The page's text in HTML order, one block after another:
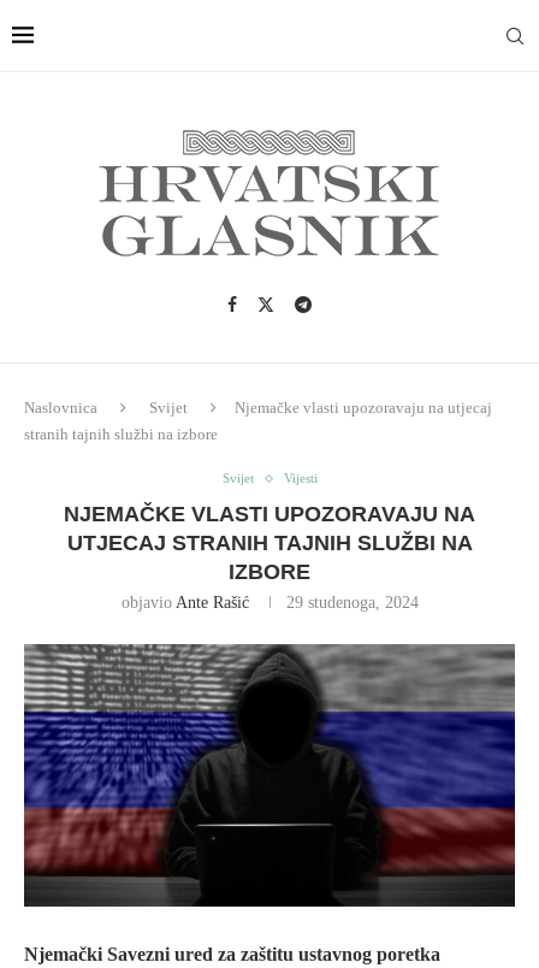
Naslovnica Svijet
Njemačke vlasti upozoravaju na utjecaj
stranih tajnih službi na izbore
Svijet Vijesti
NJEMAČKE VLASTI UPOZORAVAJU NA
UTJECAJ STRANIH TAJNIH SLUŽBI NA
IZBORE
objavio Ante Rašić 29 studenoga, 2024
Njemački Savezni ured za zaštitu ustavnog poretka